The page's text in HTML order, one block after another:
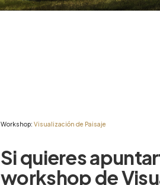
Workshop: Visualización de Paisaje
Siquieres
workshopde